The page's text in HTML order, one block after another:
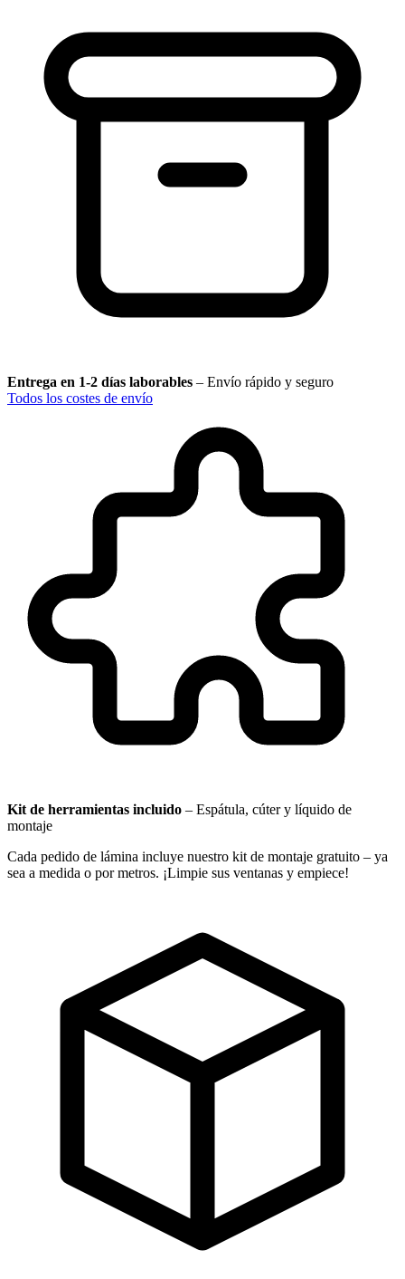
Entrega en 1-2 días laborables – Envío rápido y seguro
Todos los costes de envío
Kit de herramientas incluido – Espátula, cúter y líquido de
montaje
Cada pedido de lámina incluye nuestro kit de montaje gratuito – ya
sea a medida o por metros. ¡Limpie sus ventanas y empiece!